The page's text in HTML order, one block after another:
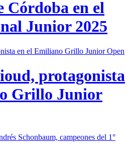
Córdoba en el
Junior 2025
protagonista
Grillo Junior